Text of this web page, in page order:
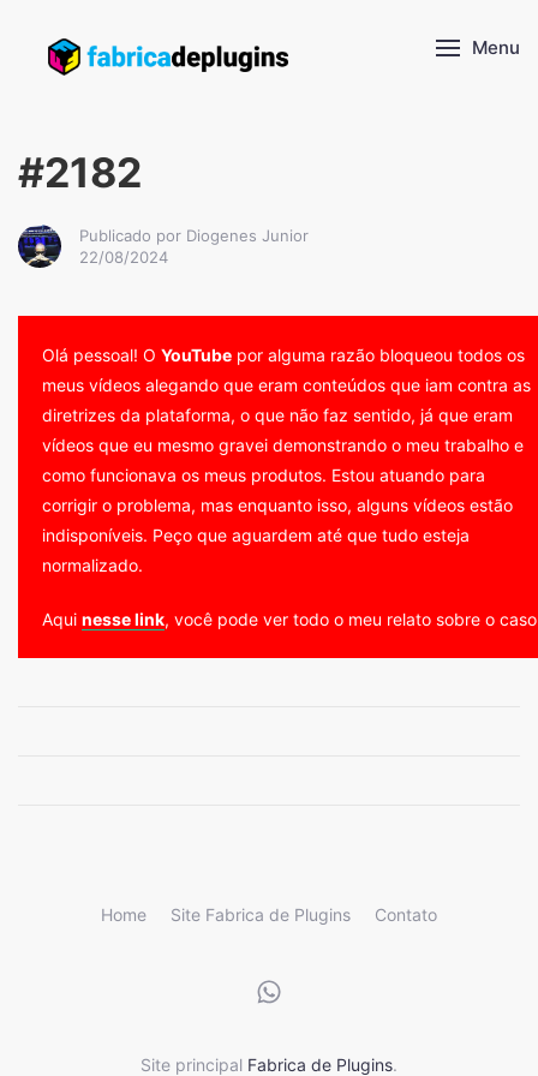
Menu
#2182
Publicado por Diogenes Junior
22/08/2024
Olá pessoal! O YouTube por alguma razão bloqueou todos os
meus vídeos alegando que eram conteúdos que iam contra as
diretrizes da plataforma, o que não faz sentido, já que eram
vídeos que eu mesmo gravei demonstrando o meu trabalho e
como funcionava os meus produtos. Estou atuando para
corrigir o problema, mas enquanto isso, alguns vídeos estão
indisponíveis. Peço que aguardem até que tudo esteja
normalizado.
Aqui nesse link, você pode ver todo o meu relato sobre o
Home Site Fabrica de Plugins Contato
Site principal Fabrica de Plugins.